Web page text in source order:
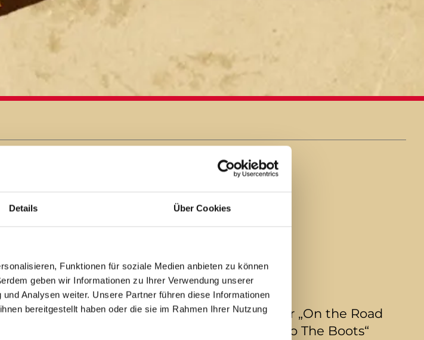
Details Über Cookies
Funktionen für soziale Medien anbieten zu können
geben wir Informationen zu Ihrer Verwendung unserer
Analysen weiter. Unsere Partner führen diese Informationen
bereitgestellt haben oder die sie im Rahmen Ihrer Nutzung
BOOTS
Rock’n’Roller sind in diesem Sommer „On the Road
zu zerlegen. Die heiße neue „Back To The Boots“